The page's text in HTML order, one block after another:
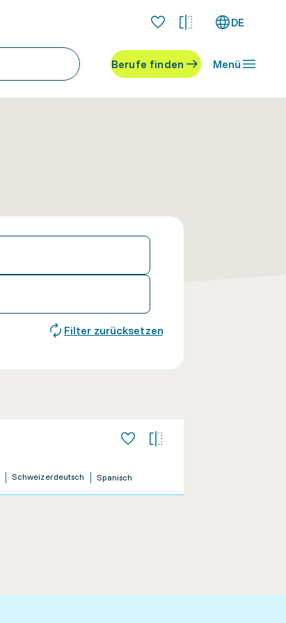
DE
Berufe finden Menü
Filter zurücksetzen
Schweizerdeutsch Spanisch